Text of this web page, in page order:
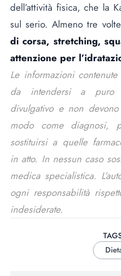
dell’attività fisica, che la
sul serio. Almeno tre
di corsa, stretching,
attenzione per
Le informazioni
da intendersi a puro
divulgativo e non
modo come diagnosi,
sostituirsi a quelle
in atto. In nessun caso
medica specialistica.
ogni responsabilità
indesiderate.